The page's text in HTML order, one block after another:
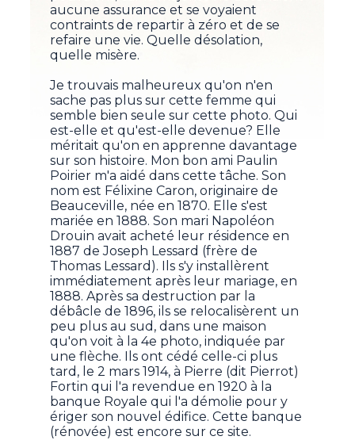
aucune assurance et se voyaient
contraints de repartir à zéro et de se
refaire une vie. Quelle désolation,
quelle misère.
Je trouvais malheureux qu'on n'en
sache pas plus sur cette femme qui
semble bien seule sur cette photo. Qui
est-elle et qu'est-elle devenue? Elle
méritait qu'on en apprenne davantage
sur son histoire. Mon bon ami Paulin
Poirier m'a aidé dans cette tâche. Son
nom est Félixine Caron, originaire de
Beauceville, née en 1870. Elle s'est
mariée en 1888. Son mari Napoléon
Drouin avait acheté leur résidence en
1887 de Joseph Lessard (frère de
Thomas Lessard). Ils s'y installèrent
immédiatement après leur mariage, en
1888. Après sa destruction par la
débâcle de 1896, ils se relocalisèrent un
peu plus au sud, dans une maison
qu'on voit à la 4e photo, indiquée par
une flèche. Ils ont cédé celle-ci plus
tard, le 2 mars 1914, à Pierre (dit Pierrot)
Fortin qui l'a revendue en 1920 à la
banque Royale qui l'a démolie pour y
ériger son nouvel édifice. Cette banque
(rénovée) est encore sur ce site.